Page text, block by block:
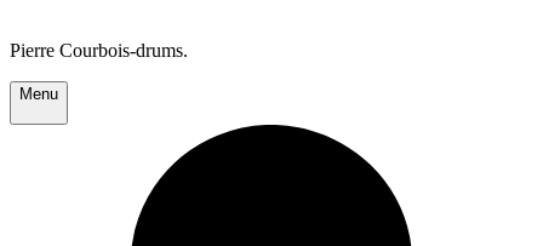
Pierre Courbois-drums.
Menu